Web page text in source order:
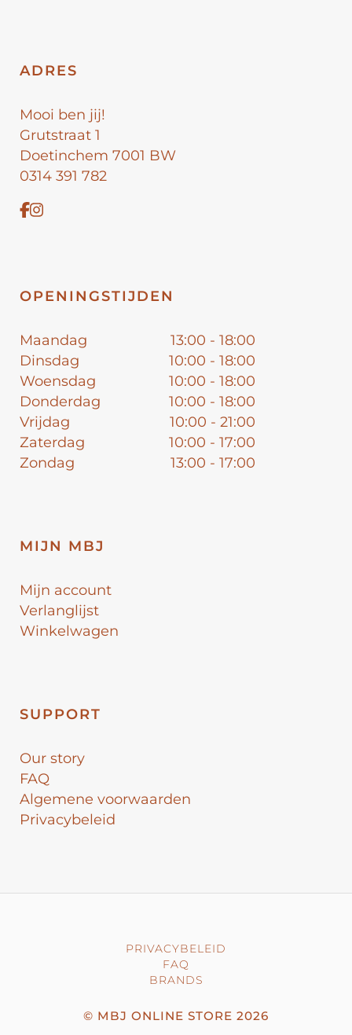
ADRES
Mooi ben jij!
Grutstraat 1
Doetinchem 7001 BW
0314 391 782
OPENINGSTIJDEN
Maandag
13:00 - 18:00
Dinsdag
10:00 - 18:00
Woensdag
10:00 - 18:00
Donderdag
10:00 - 18:00
Vrijdag
10:00 - 21:00
Zaterdag
10:00 - 17:00
Zondag
13:00 - 17:00
MIJN MBJ
Mijn account
Verlanglijst
Winkelwagen
SUPPORT
Our story
FAQ
Algemene voorwaarden
Privacybeleid
PRIVACYBELEID
FAQ
BRANDS
© MBJ ONLINE STORE 2026